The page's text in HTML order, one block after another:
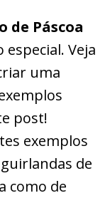
de Páscoa
Veja
uma
post!
exemplos
de
como de